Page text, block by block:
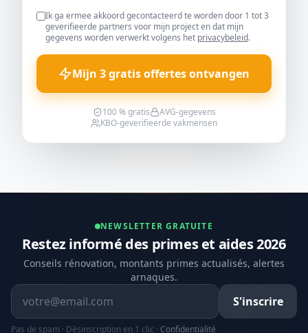
Ik ga ermee akkoord gecontacteerd te worden door 1 tot 3
geverifieerde partners voor mijn project en dat mijn
gegevens worden verwerkt volgens het privacybeleid.
Mijn 3 gratis offertes ontvangen
100 % gratis
AVG-gegevens
KBO-geverifieerde vakmensen
NEWSLETTER GRATUITE
Restez informé des primes et aides 2026
Conseils rénovation, montants primes actualisés, alertes
arnaques.
Adresse email
S'inscrire
Pas de spam · Désinscription en 1 clic · Confidentialité